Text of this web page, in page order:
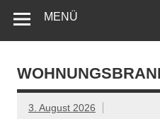
MENÜ
3. August 2026